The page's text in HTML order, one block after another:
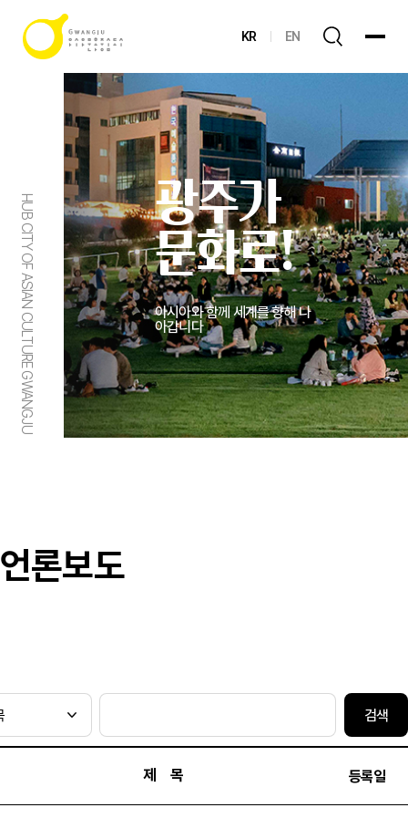
KR EN
HUB CITY OF ASIAN CULTURE GWANGJU
광주가
문화로!
아시아와 함께 세계를 향해 나
아갑니다
언론보도
제 목 등록일
검색